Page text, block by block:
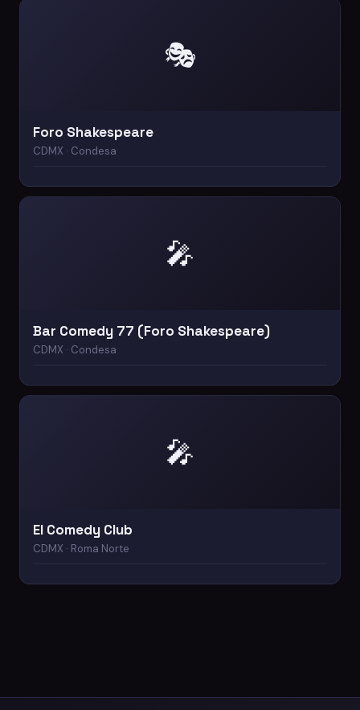
🎭
Foro Shakespeare
CDMX · Condesa
🎤
Bar Comedy 77 (Foro Shakespeare)
CDMX · Condesa
🎤
El Comedy Club
CDMX · Roma Norte